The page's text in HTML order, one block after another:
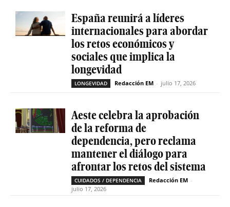
España reunirá a líderes
internacionales para abordar
los retos económicos y
sociales que implica la
longevidad
LONGEVIDAD Redacción EM - julio 17, 2026
Aeste celebra la aprobación
de la reforma de
dependencia, pero reclama
mantener el diálogo para
afrontar los retos del sistema
CUIDADOS / DEPENDENCIA Redacción EM -
julio 17, 2026